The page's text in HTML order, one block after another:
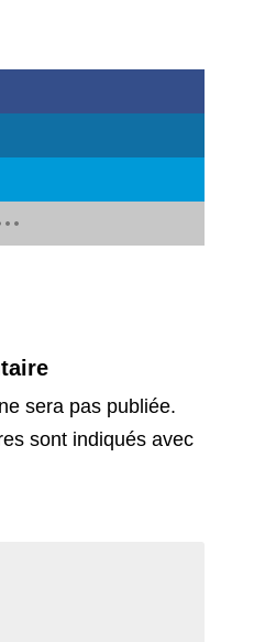
sera pas publiée.
sont indiqués avec